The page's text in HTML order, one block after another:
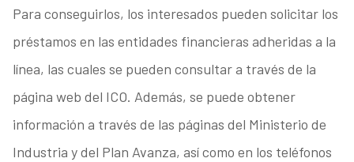
Para conseguirlos, los interesados pueden solicitar los
préstamos en las entidades financieras adheridas a la
línea, las cuales se pueden consultar a través de la
página web del ICO. Además, se puede obtener
información a través de las páginas del Ministerio de
Industria y del Plan Avanza, así como en los teléfonos